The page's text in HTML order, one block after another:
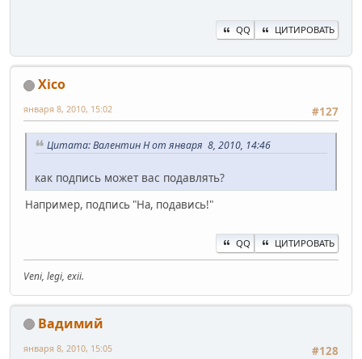
QQ ЦИТИРОВАТЬ
Xico
#127
января 8, 2010, 15:02
Цитата: Валентин Н от января 8, 2010, 14:46
как подпись может вас подавлять?
Например, подпись "На, подавись!"
QQ ЦИТИРОВАТЬ
Veni, legi, exii.
Вадимий
#128
января 8, 2010, 15:05